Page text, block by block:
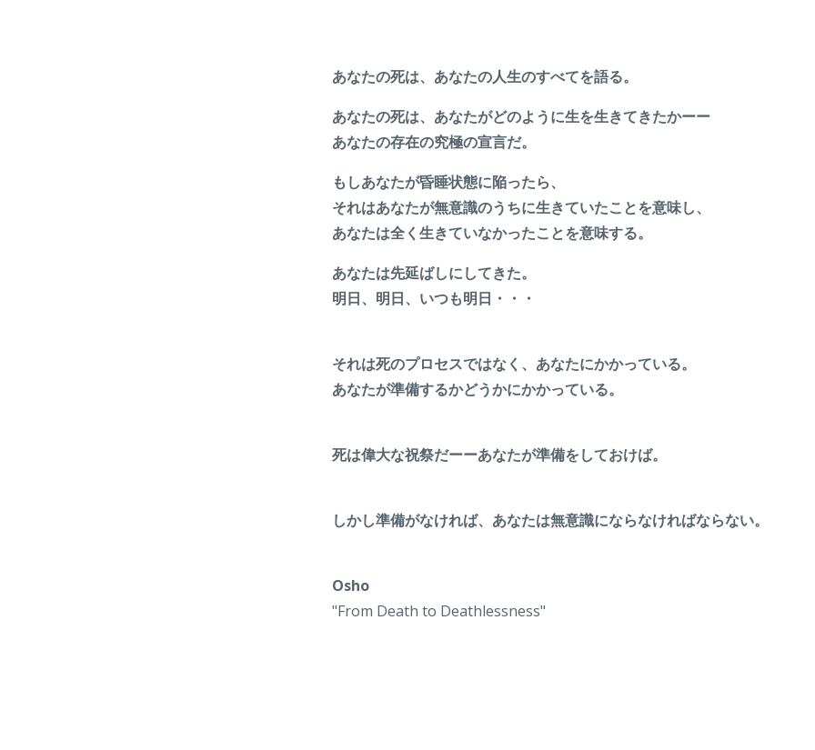
あなたの死は、あなたの人生のすべてを語る。
あなたの死は、あなたがどのように生を生きてきたかーー
あなたの存在の究極の宣言だ。
もしあなたが昏睡状態に陥ったら、
それはあなたが無意識のうちに生きていたことを意味し、
あなたは全く生きていなかったことを意味する。
あなたは先延ばしにしてきた。
明日、明日、いつも明日・・・
それは死のプロセスではなく、あなたにかかっている。
あなたが準備するかどうかにかかっている。
死は偉大な祝祭だーーあなたが準備をしておけば。
しかし準備がなければ、あなたは無意識にならなければならない。
Osho
"From Death to Deathlessness"